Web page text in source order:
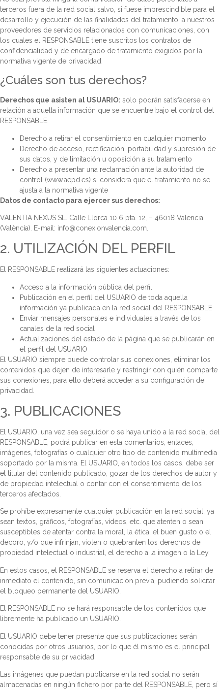
terceros fuera de la red social salvo, si fuese imprescindible para el
desarrollo y ejecución de las finalidades del tratamiento, a nuestros
proveedores de servicios relacionados con comunicaciones, con
los cuales el RESPONSABLE tiene suscritos los contratos de
confidencialidad y de encargado de tratamiento exigidos por la
normativa vigente de privacidad.
¿Cuáles son tus derechos?
Derechos que asisten al USUARIO: solo podrán satisfacerse en
relación a aquella información que se encuentre bajo el control del
RESPONSABLE.
Derecho a retirar el consentimiento en cualquier momento
Derecho de acceso, rectificación, portabilidad y supresión de
sus datos, y de limitación u oposición a su tratamiento
Derecho a presentar una reclamación ante la autoridad de
control (www.aepd.es) si considera que el tratamiento no se
ajusta a la normativa vigente
Datos de contacto para ejercer sus derechos:
VALENTIA NEXUS SL. Calle Llorca 10 6 pta. 12, – 46018 Valencia
(València). E-mail: info@conexionvalencia.com.
2. UTILIZACIÓN DEL PERFIL
El RESPONSABLE realizará las siguientes actuaciones:
Acceso a la información pública del perfil
Publicación en el perfil del USUARIO de toda aquella
información ya publicada en la red social del RESPONSABLE
Enviar mensajes personales e individuales a través de los
canales de la red social
Actualizaciones del estado de la página que se publicarán en
el perfil del USUARIO
El USUARIO siempre puede controlar sus conexiones, eliminar los
contenidos que dejen de interesarle y restringir con quién comparte
sus conexiones; para ello deberá acceder a su configuración de
privacidad.
3. PUBLICACIONES
El USUARIO, una vez sea seguidor o se haya unido a la red social del
RESPONSABLE, podrá publicar en esta comentarios, enlaces,
imágenes, fotografías o cualquier otro tipo de contenido multimedia
soportado por la misma. El USUARIO, en todos los casos, debe ser
el titular del contenido publicado, gozar de los derechos de autor y
de propiedad intelectual o contar con el consentimiento de los
terceros afectados.
Se prohíbe expresamente cualquier publicación en la red social, ya
sean textos, gráficos, fotografías, vídeos, etc. que atenten o sean
susceptibles de atentar contra la moral, la ética, el buen gusto o el
decoro, y/o que infrinjan, violen o quebranten los derechos de
propiedad intelectual o industrial, el derecho a la imagen o la Ley.
En estos casos, el RESPONSABLE se reserva el derecho a retirar de
inmediato el contenido, sin comunicación previa, pudiendo solicitar
el bloqueo permanente del USUARIO.
El RESPONSABLE no se hará responsable de los contenidos que
libremente ha publicado un USUARIO.
El USUARIO debe tener presente que sus publicaciones serán
conocidas por otros usuarios, por lo que él mismo es el principal
responsable de su privacidad.
Las imágenes que puedan publicarse en la red social no serán
almacenadas en ningún fichero por parte del RESPONSABLE, pero sí